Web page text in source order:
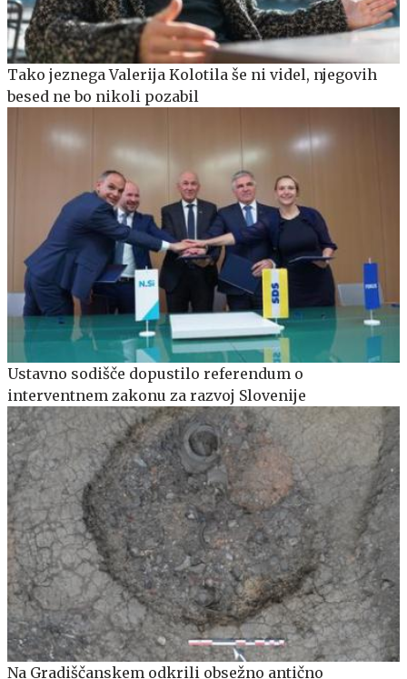
Tako jeznega Valerija Kolotila še ni videl, njegovih
besed ne bo nikoli pozabil
Ustavno sodišče dopustilo referendum o
interventnem zakonu za razvoj Slovenije
Na Gradiščanskem odkrili obsežno antično